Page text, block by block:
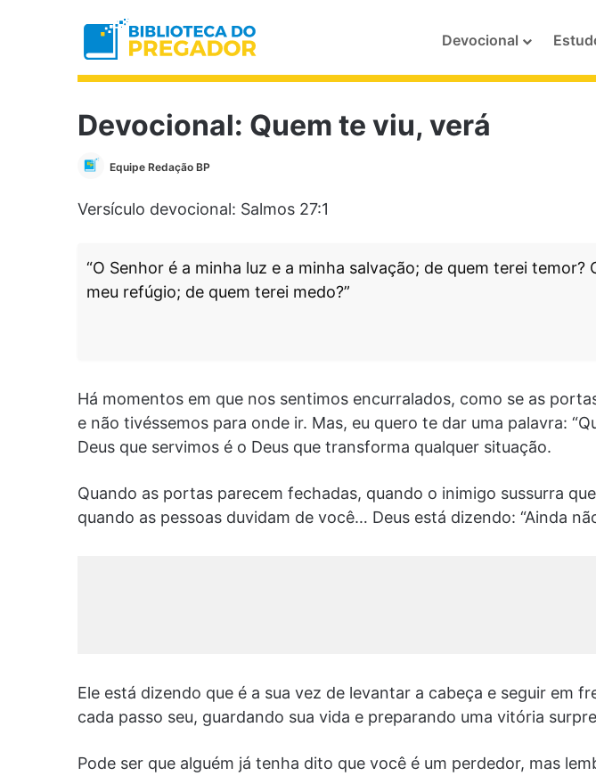
Devocional
Devocional: Quem te viu, verá
Equipe Redação BP
Versículo devocional: Salmos 27:1
“O Senhor é a minha luz e a minha salvação; de quem terei temor?
meu refúgio; de quem terei medo?”
Há momentos em que nos sentimos encurralados, como se as
e não tivéssemos para onde ir. Mas, eu quero te dar uma palavra:
Deus que servimos é o Deus que transforma qualquer situação.
Quando as portas parecem fechadas, quando o inimigo sussurra
quando as pessoas duvidam de você… Deus está dizendo: “Ainda
Ele está dizendo que é a sua vez de levantar a cabeça e seguir em
cada passo seu, guardando sua vida e preparando uma vitória
Pode ser que alguém já tenha dito que você é um perdedor, mas